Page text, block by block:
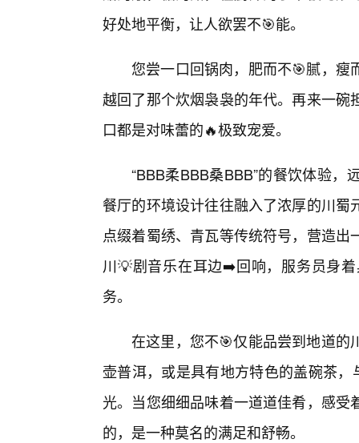
好处地平衡，让人欲罢不🎯能。
您尝一口回锅肉，肥而不🎯腻，瘦
越回了那个炊烟袅袅的年代。再来一
口都是对味蕾的🔥极致宠爱。
“BBB柔BBB桑BBB”的餐饮体验
餐厅的环境设计往往融入了浓厚的川
点缀着蜀绣、青瓦等传统符号，营造
川💡剧音乐在耳边➡️回响，服务员身
务。
在这里，您不🎯仅能品尝到地道的
壶普洱，或是具有地方特色的盖碗茶
光。当您细细品味着一道道佳肴，感
的，是一种莫名的满足和舒畅。